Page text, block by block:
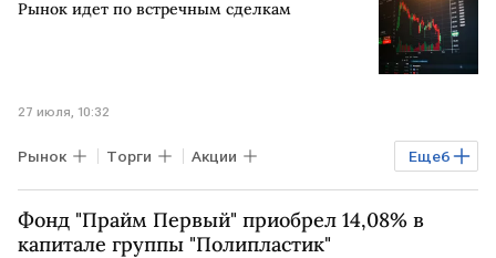
Рынок идет по встречным сделкам
27 июля, 10:32
Еще6
Рынок Торги Акции
БЛИЖНИЙ ВОСТОК Богдан Зварич
Владимир Чернов Мосбиржа Озон
Фонд "Прайм Первый" приобрел 14,08% в
капитале группы "Полипластик"